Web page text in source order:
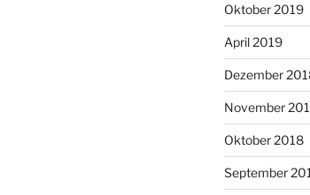
Oktober 2019
April 2019
Dezember
November
Oktober 2018
September